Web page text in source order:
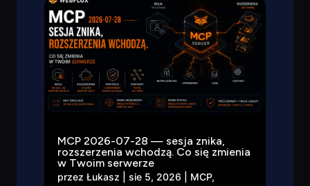
MCP 2026-07-28 — sesja znika,
rozszerzenia wchodzą. Co się zmienia
w Twoim serwerze
przez Łukasz sie 5, 2026 MCP,